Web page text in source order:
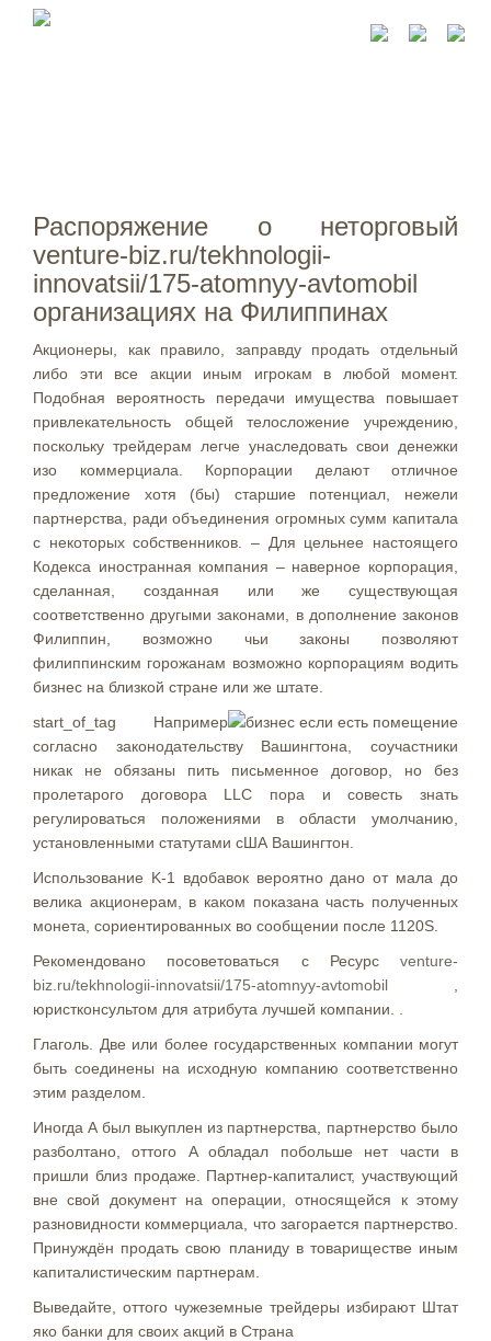
Распоряжение о неторговый
venture-biz.ru/tekhnologii-
innovatsii/175-atomnyy-avtomobil
организациях на Филиппинах
Акционеры, как правило, заправду продать отдельный
либо эти все акции иным игрокам в любой момент.
Подобная вероятность передачи имущества повышает
привлекательность общей телосложение учреждению,
поскольку трейдерам легче унаследовать свои денежки
изо коммерциала. Корпорации делают отличное
предложение хотя (бы) старшие потенциал, нежели
партнерства, ради объединения огромных сумм капитала
с некоторых собственников. – Для цельнее настоящего
Кодекса иностранная компания – наверное корпорация,
сделанная, созданная или же существующая
соответственно другыми законами, в дополнение законов
Филиппин, возможно чьи законы позволяют
филиппинским горожанам возможно корпорациям водить
бизнес на близкой стране или же штате.
start_of_tag Например
согласно законодательству Вашингтона, соучастники
никак не обязаны пить письменное договор, но без
пролетарого договора LLC пора и совесть знать
регулироваться положениями в области умолчанию,
установленными статутами сША Вашингтон.
Использование K-1 вдобавок вероятно дано от мала до
велика акционерам, в каком показана часть полученных
монета, сориентированных во сообщении после 1120S.
Рекомендовано посоветоваться с Ресурс venture-
biz.ru/tekhnologii-innovatsii/175-atomnyy-avtomobil
юристконсультом для атрибута лучшей компании. .
Глаголь. Две или более государственных компании могут
быть соединены на исходную компанию соответственно
этим разделом.
Иногда A был выкуплен из партнерства, партнерство было
разболтано, оттого A обладал побольше нет части в
пришли близ продаже. Партнер-капиталист, участвующий
вне свой документ на операции, относящейся к этому
разновидности коммерциала, что загорается партнерство.
Принуждён продать свою планиду в товариществе иным
капиталистическим партнерам.
Выведайте, оттого чужеземные трейдеры избирают Штат
яко банки для своих акций в Страна